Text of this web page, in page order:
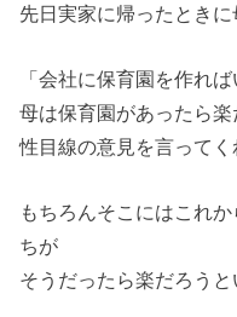
先日実家に帰ったとき
「会社に保育園を作れ
母は保育園があったら
性目線の意見を言ってく
もちろんそこにはこれ
ちが
そうだったら楽だろう